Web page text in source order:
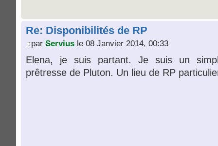
Re: Disponibilités de RP
par Servius le 08 Janvier 2014, 00:33
Elena, je suis partant. Je suis un
prêtresse de Pluton. Un lieu de RP